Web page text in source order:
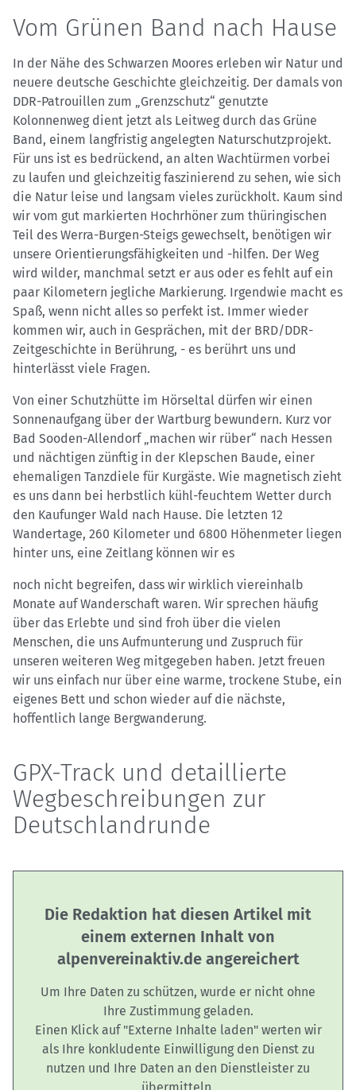
Vom Grünen Band nach Hause
In der Nähe des Schwarzen Moores erleben wir Natur und
neuere deutsche Geschichte gleichzeitig. Der damals von
DDR-Patrouillen zum „Grenzschutz“ genutzte
Kolonnenweg dient jetzt als Leitweg durch das Grüne
Band, einem langfristig angelegten Naturschutzprojekt.
Für uns ist es bedrückend, an alten Wachtürmen vorbei
zu laufen und gleichzeitig faszinierend zu sehen, wie sich
die Natur leise und langsam vieles zurückholt. Kaum sind
wir vom gut markierten Hochrhöner zum thüringischen
Teil des Werra-Burgen-Steigs gewechselt, benötigen wir
unsere Orientierungsfähigkeiten und -hilfen. Der Weg
wird wilder, manchmal setzt er aus oder es fehlt auf ein
paar Kilometern jegliche Markierung. Irgendwie macht es
Spaß, wenn nicht alles so perfekt ist. Immer wieder
kommen wir, auch in Gesprächen, mit der BRD/DDR-
Zeitgeschichte in Berührung, - es berührt uns und
hinterlässt viele Fragen.
Von einer Schutzhütte im Hörseltal dürfen wir einen
Sonnenaufgang über der Wartburg bewundern. Kurz vor
Bad Sooden-Allendorf „machen wir rüber“ nach Hessen
und nächtigen zünftig in der Klepschen Baude, einer
ehemaligen Tanzdiele für Kurgäste. Wie magnetisch zieht
es uns dann bei herbstlich kühl-feuchtem Wetter durch
den Kaufunger Wald nach Hause. Die letzten 12
Wandertage, 260 Kilometer und 6800 Höhenmeter liegen
hinter uns, eine Zeitlang können wir es
noch nicht begreifen, dass wir wirklich viereinhalb
Monate auf Wanderschaft waren. Wir sprechen häufig
über das Erlebte und sind froh über die vielen
Menschen, die uns Aufmunterung und Zuspruch für
unseren weiteren Weg mitgegeben haben. Jetzt freuen
wir uns einfach nur über eine warme, trockene Stube, ein
eigenes Bett und schon wieder auf die nächste,
hoffentlich lange Bergwanderung.
GPX-Track und detaillierte
Wegbeschreibungen zur
Deutschlandrunde
Die Redaktion hat diesen Artikel mit
einem externen Inhalt von
alpenvereinaktiv.de angereichert
Um Ihre Daten zu schützen, wurde er nicht ohne
Ihre Zustimmung geladen.
Einen Klick auf "Externe Inhalte laden" werten wir
als Ihre konkludente Einwilligung den Dienst zu
nutzen und Ihre Daten an den Dienstleister zu
übermitteln.